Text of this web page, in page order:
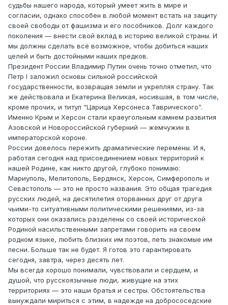
судьбы нашего народа, который умеет жить в мире и
согласии, однако способен в любой момент встать на защиту
своей свободы от фашизма и его пособников. Долг каждого
поколения — внести свой вклад в историю великой страны. И
мы должны сделать всё возможное, чтобы добиться наших
целей и быть достойными наших предков.
Президент России Владимир Путин очень точно отметил, что
Петр I заложил основы сильной российской
государственности, возвращая земли и укрепляя страну. Так
же действовала и Екатерина Великая, носившая, в том числе,
кроме прочих, и титул “Царица Херсонеса Таврического”.
Именно Крым и Херсон стали краеугольным камнем развития
Азовской и Новороссийской губерний — жемчужин в
императорской короне.
России довелось пережить драматические перемены. И я,
работая сегодня над присоединением новых территорий к
нашей Родине, как никто другой, глубоко понимаю:
Мариуполь, Мелитополь, Бердянск, Херсон, Симферополь и
Севастополь — это не просто названия. Это общая трагедия
русских людей, на десятилетия оторванных друг от друга
чьими-то ситуативными политическими решениями, из-за
которых они оказались разделены со своей исторической
Родиной насильственными запретами говорить на своем
родном языке, любить близких им поэтов, петь знакомые им
песни. Больше так не будет. Я готов это гарантировать
сегодня, завтра, через десять лет.
Мы всегда хорошо понимали, чувствовали и сердцем, и
душой, что русскоязычные люди, живущие на этих
территориях — это наши братья и сестры. Обстоятельства
вынуждали мириться с этим, в надежде на добрососедские